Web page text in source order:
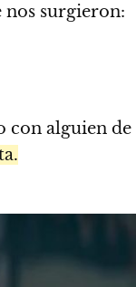
nos surgieron:
con alguien